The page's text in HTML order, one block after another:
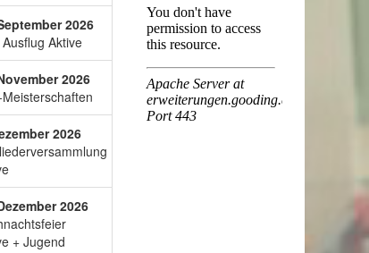
2026
Aktive
2026
2026
2026
+ Jugend